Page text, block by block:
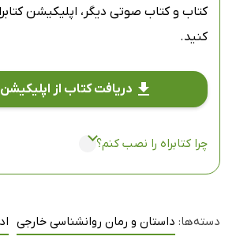
کتاب و کتاب صوتی دیگر، اپلیکیشن
کنید.
دریافت کتاب از اپلیکیشن
چرا کتابراه را نصب کنم؟
دسته‌ها: داستان و رمان روانشناسی خارجی